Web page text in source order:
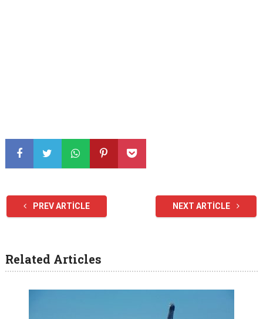
PREV ARTICLE NEXT ARTICLE
Related Articles